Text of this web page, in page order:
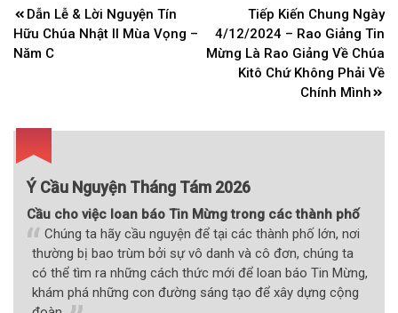
Điều
hướng
bài
Dẫn Lễ & Lời Nguyện Tín
Hữu Chúa Nhật II Mùa Vọng –
Năm C
Tiếp Kiến Chung Ngày
4/12/2024 – Rao Giảng Tin
Mừng Là Rao Giảng Về Chúa
Kitô Chứ Không Phải Về
Chính Mình
Ý Cầu Nguyện Tháng Tám 2026
Cầu cho việc loan báo Tin Mừng trong các thành phố
Chúng ta hãy cầu nguyện để tại các thành phố lớn, nơi
thường bị bao trùm bởi sự vô danh và cô đơn, chúng ta
có thể tìm ra những cách thức mới để loan báo Tin Mừng,
khám phá những con đường sáng tạo để xây dựng cộng